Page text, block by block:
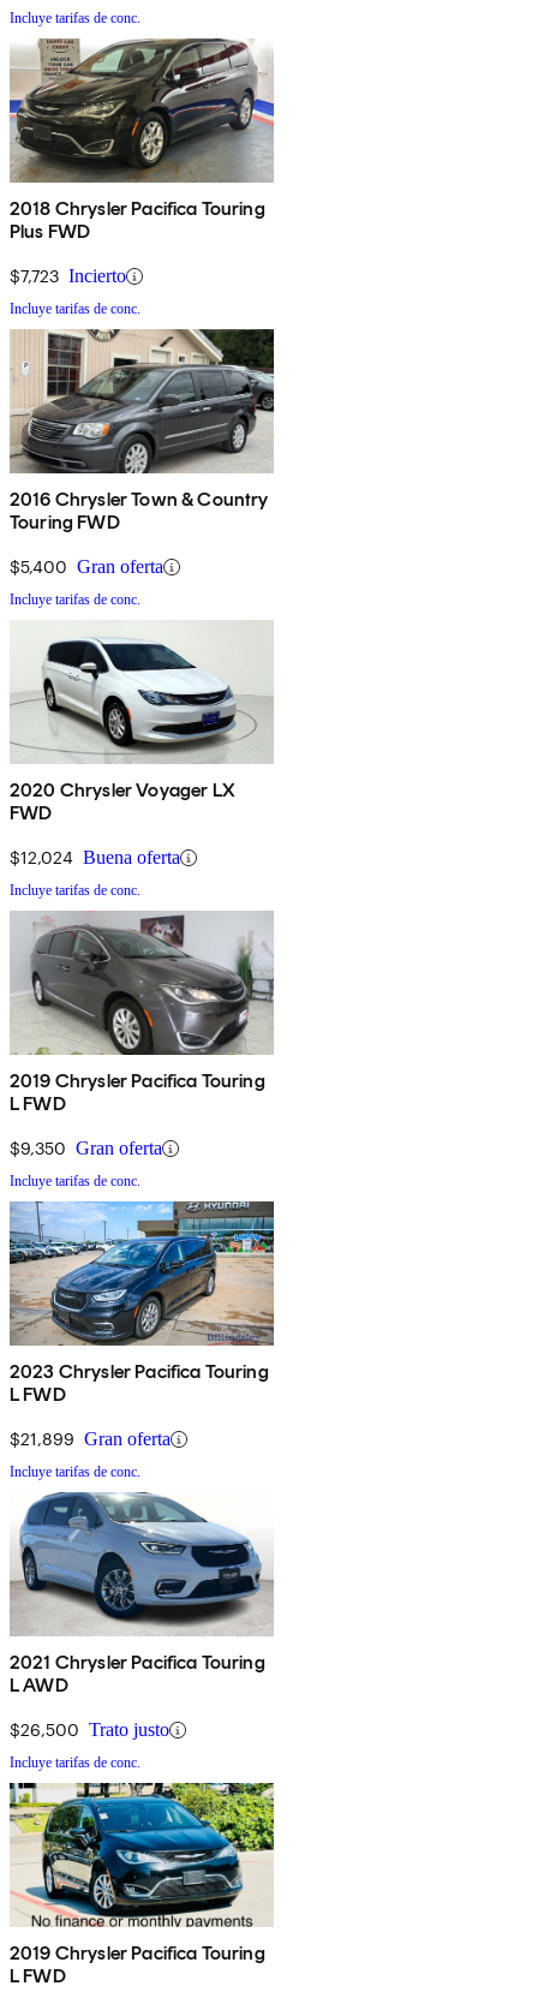
Incluye tarifas de conc.
2018 Chrysler Pacifica Touring
Plus FWD
$7,723 Incierto
Incluye tarifas de conc.
2016 Chrysler Town & Country
Touring FWD
$5,400 Gran oferta
Incluye tarifas de conc.
2020 Chrysler Voyager LX
FWD
$12,024 Buena oferta
Incluye tarifas de conc.
2019 Chrysler Pacifica Touring
L FWD
$9,350 Gran oferta
Incluye tarifas de conc.
2023 Chrysler Pacifica Touring
L FWD
$21,899 Gran oferta
Incluye tarifas de conc.
2021 Chrysler Pacifica Touring
L AWD
$26,500 Trato justo
Incluye tarifas de conc.
2019 Chrysler Pacifica Touring
L FWD